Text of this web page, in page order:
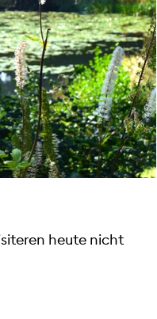
heute nicht